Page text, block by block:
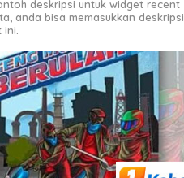
deskripsi untuk widget recent
anda bisa memasukkan deskripsi